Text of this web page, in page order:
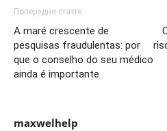
Попередня стаття
A maré crescente de
pesquisas fraudulentas: por
que o conselho do seu médico
ainda é importante
maxwelhelp